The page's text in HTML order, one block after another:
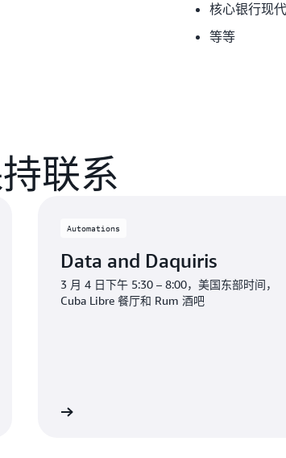
核心银行现
等等
联系
Automations
Data and Daquiris
3 月 4 日下午 5:30 – 8:00，美国东部时间，
Cuba Libre 餐厅和 Rum 酒吧